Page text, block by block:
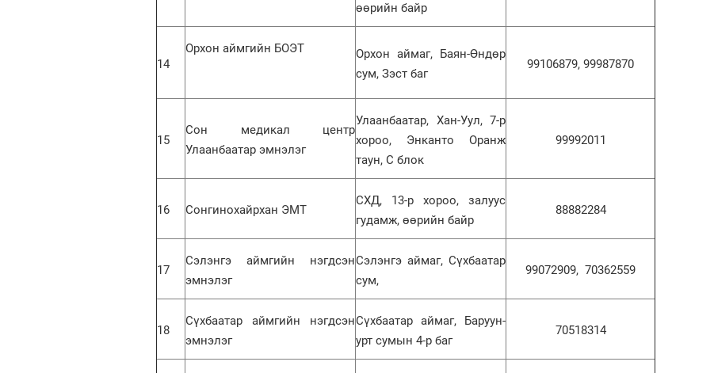
өөрийн байр
14
Орхон аймгийн БОЭТ
Орхон аймаг, Баян-Өндөр
сум, Зэст баг
99106879, 99987870
15
Сон медикал центр
Улаанбаатар эмнэлэг
Улаанбаатар, Хан-Уул, 7-р
хороо, Энканто Оранж
таун, С блок
99992011
16 Сонгинохайрхан ЭМТ
СХД, 13-р хороо, залуус
гудамж, өөрийн байр
88882284
17
Сэлэнгэ аймгийн нэгдсэн
эмнэлэг
Сэлэнгэ аймаг, Сүхбаатар
сум,
99072909, 70362559
18
Сүхбаатар аймгийн нэгдсэн
эмнэлэг
Сүхбаатар аймаг, Баруун-
урт сумын 4-р баг
70518314